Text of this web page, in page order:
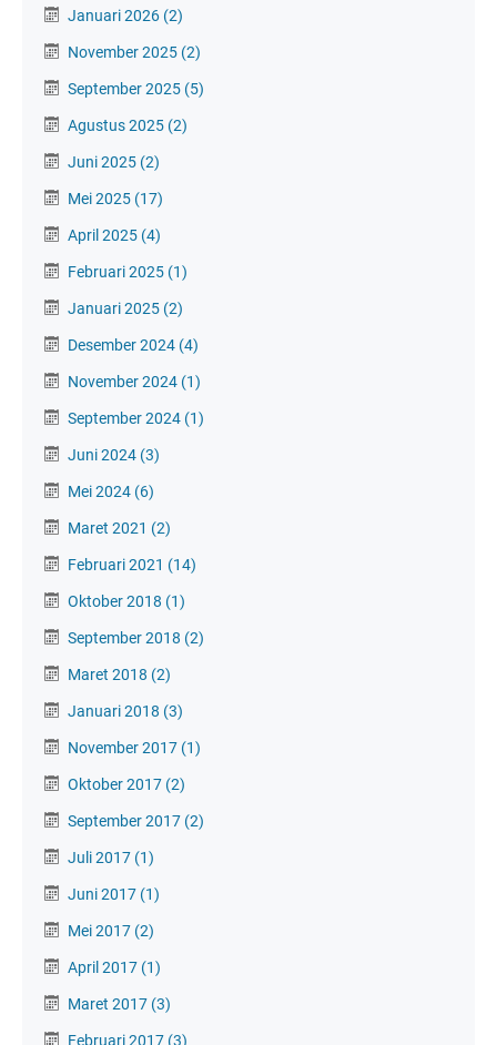
Januari 2026 (2)
November 2025 (2)
September 2025 (5)
Agustus 2025 (2)
Juni 2025 (2)
Mei 2025 (17)
April 2025 (4)
Februari 2025 (1)
Januari 2025 (2)
Desember 2024 (4)
November 2024 (1)
September 2024 (1)
Juni 2024 (3)
Mei 2024 (6)
Maret 2021 (2)
Februari 2021 (14)
Oktober 2018 (1)
September 2018 (2)
Maret 2018 (2)
Januari 2018 (3)
November 2017 (1)
Oktober 2017 (2)
September 2017 (2)
Juli 2017 (1)
Juni 2017 (1)
Mei 2017 (2)
April 2017 (1)
Maret 2017 (3)
Februari 2017 (3)